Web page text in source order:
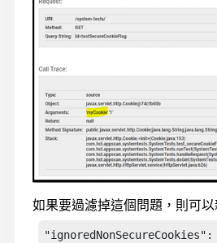
如果要過濾掉這個問題，則可以